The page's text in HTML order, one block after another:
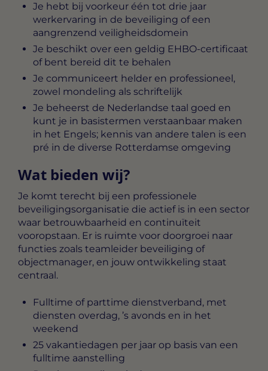
Je hebt bij voorkeur één tot drie jaar
werkervaring in de beveiliging of een
aangrenzend veiligheidsdomein
Je beschikt over een geldig EHBO-certificaat
of bent bereid dit te behalen
Je communiceert helder en professioneel,
zowel mondeling als schriftelijk
Je beheerst de Nederlandse taal goed en
kunt je in basistermen verstaanbaar maken
in het Engels; kennis van andere talen is een
pré in de diverse Rotterdamse omgeving
Wat bieden wij?
Je komt terecht bij een professionele
beveiligingsorganisatie die actief is in een sector
waar betrouwbaarheid en continuïteit
vooropstaan. Er is ruimte voor doorgroei naar
functies zoals teamleider beveiliging of
objectmanager, en jouw ontwikkeling staat
centraal.
Fulltime of parttime dienstverband, met
diensten overdag, ’s avonds en in het
weekend
25 vakantiedagen per jaar op basis van een
fulltime aanstelling